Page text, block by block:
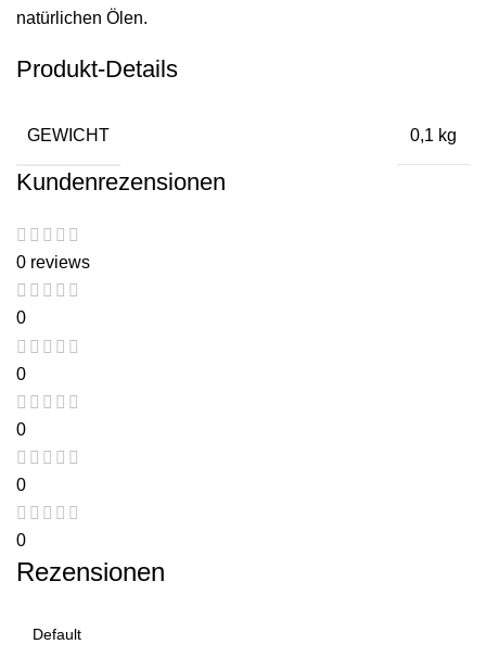
natürlichen Ölen.
Produkt-Details
GEWICHT 0,1 kg
Kundenrezensionen
0 reviews
0
0
0
0
0
Rezensionen